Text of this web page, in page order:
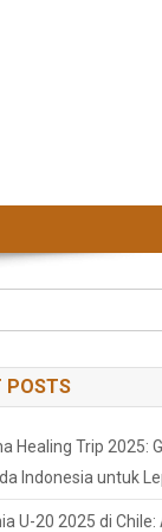
POSTS
Healing Trip 2025:
Indonesia untuk
U-20 2025 di